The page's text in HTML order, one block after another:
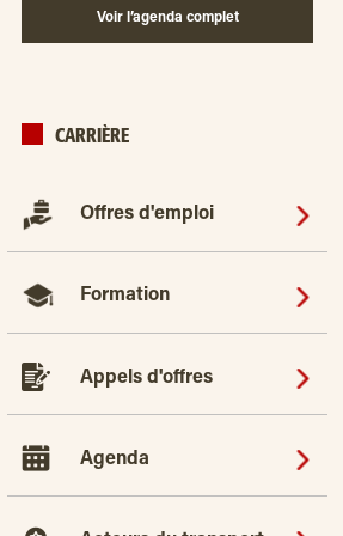
Voir l’agenda complet
CARRIÈRE
Offres d'emploi
Formation
Appels d'offres
Agenda